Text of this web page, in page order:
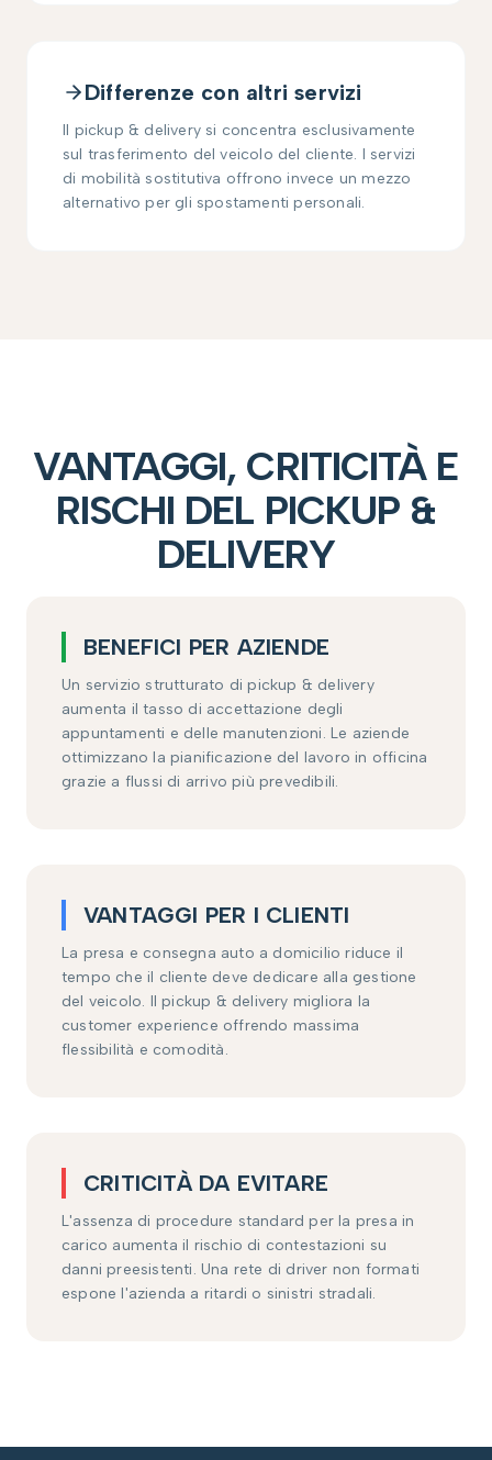
Differenze con altri servizi
Il pickup & delivery si concentra esclusivamente
sul trasferimento del veicolo del cliente. I servizi
di mobilità sostitutiva offrono invece un mezzo
alternativo per gli spostamenti personali.
VANTAGGI, CRITICITÀ E
RISCHI DEL PICKUP &
DELIVERY
BENEFICI PER AZIENDE
Un servizio strutturato di pickup & delivery
aumenta il tasso di accettazione degli
appuntamenti e delle manutenzioni. Le aziende
ottimizzano la pianificazione del lavoro in officina
grazie a flussi di arrivo più prevedibili.
VANTAGGI PER I CLIENTI
La presa e consegna auto a domicilio riduce il
tempo che il cliente deve dedicare alla gestione
del veicolo. Il pickup & delivery migliora la
customer experience offrendo massima
flessibilità e comodità.
CRITICITÀ DA EVITARE
L'assenza di procedure standard per la presa in
carico aumenta il rischio di contestazioni su
danni preesistenti. Una rete di driver non formati
espone l'azienda a ritardi o sinistri stradali.